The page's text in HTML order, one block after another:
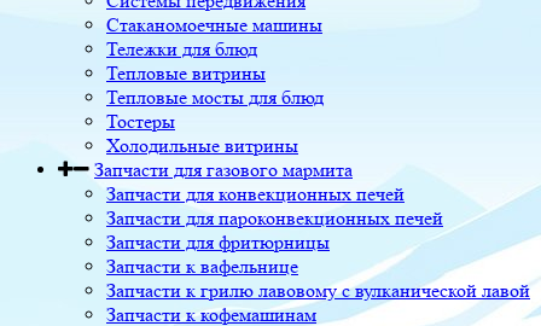
Стаканомоечные машины
Тележки для блюд
Тепловые витрины
Тепловые мосты для блюд
Тостеры
Холодильные витрины
Запчасти для газового мармита
Запчасти для конвекционных печей
Запчасти для пароконвекционных печей
Запчасти для фритюрницы
Запчасти к вафельнице
Запчасти к грилю лавовому с вулканической лавой
Запчасти к кофемашинам